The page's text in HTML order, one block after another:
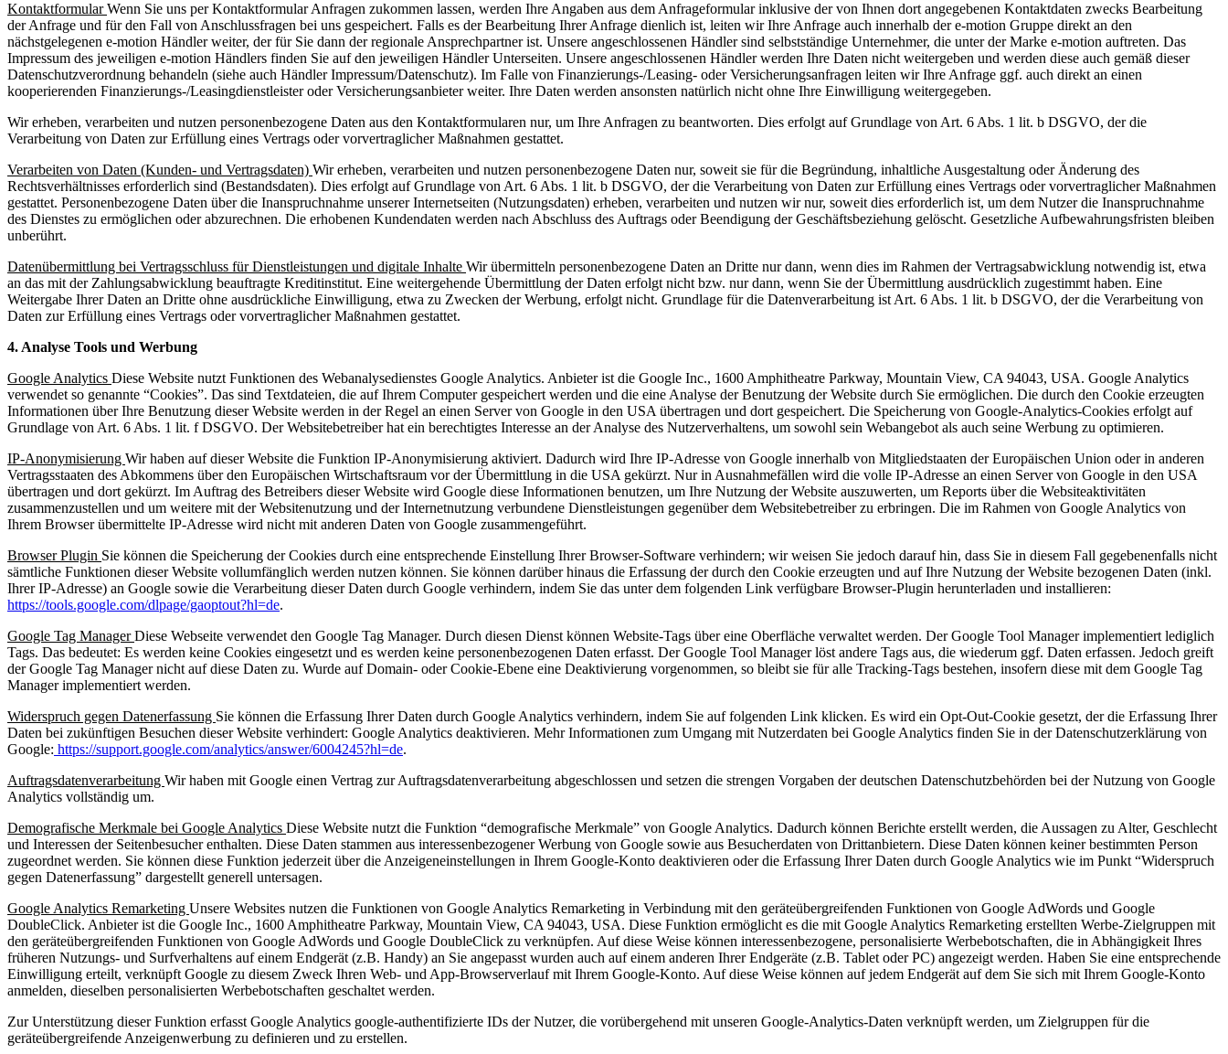
KontaktformularWenn Sie uns per Kontaktformular Anfragen zukommen lassen, werden Ihre Angaben aus dem Anfrageformular inklusive der von Ihnen dort angegebenen Kontaktdaten zwecks Bearbeitung
der Anfrage und für den Fall von Anschlussfragen bei uns gespeichert. Falls es der Bearbeitung Ihrer Anfrage dienlich ist, leiten wir Ihre Anfrage auch innerhalb der e-motion Gruppe direkt an den
nächstgelegenen e-motion Händler weiter, der für Sie dann der regionale Ansprechpartner ist. Unsere angeschlossenen Händler sind selbstständige Unternehmer, die unter der Marke e-motion auftreten. Das
Impressum des jeweiligen e-motion Händlers finden Sie auf den jeweiligen Händler Unterseiten. Unsere angeschlossenen Händler werden Ihre Daten nicht weitergeben und werden diese auch gemäß dieser
Datenschutzverordnung behandeln (siehe auch Händler Impressum/Datenschutz). Im Falle von Finanzierungs-/Leasing- oder Versicherungsanfragen leiten wir Ihre Anfrage ggf. auch direkt an einen
kooperierenden Finanzierungs-/Leasingdienstleister oder Versicherungsanbieter weiter. Ihre Daten werden ansonsten natürlich nicht ohne Ihre Einwilligung weitergegeben.
Wir erheben, verarbeiten und nutzen personenbezogene Daten aus den Kontaktformularen nur, um Ihre Anfragen zu beantworten. Dies erfolgt auf Grundlage von Art. 6 Abs. 1 lit. b DSGVO, der die
Verarbeitung von Daten zur Erfüllung eines Vertrags oder vorvertraglicher Maßnahmen gestattet.
Verarbeiten von Daten (Kunden- und Vertragsdaten) Wir erheben, verarbeiten und nutzen personenbezogene Daten nur, soweit sie für die Begründung, inhaltliche Ausgestaltung oder Änderung des
Rechtsverhältnisses erforderlich sind (Bestandsdaten). Dies erfolgt auf Grundlage von Art. 6 Abs. 1 lit. b DSGVO, der die Verarbeitung von Daten zur Erfüllung eines Vertrags oder vorvertraglicher Maßnahmen
gestattet. Personenbezogene Daten über die Inanspruchnahme unserer Internetseiten (Nutzungsdaten) erheben, verarbeiten und nutzen wir nur, soweit dies erforderlich ist, um dem Nutzer die Inanspruchnahme
des Dienstes zu ermöglichen oder abzurechnen. Die erhobenen Kundendaten werden nach Abschluss des Auftrags oder Beendigung der Geschäftsbeziehung gelöscht. Gesetzliche Aufbewahrungsfristen bleiben
unberührt.
Datenübermittlung bei Vertragsschluss für Dienstleistungen und digitale Inhalte Wir übermitteln personenbezogene Daten an Dritte nur dann, wenn dies im Rahmen der Vertragsabwicklung notwendig ist, etwa
an das mit der Zahlungsabwicklung beauftragte Kreditinstitut. Eine weitergehende Übermittlung der Daten erfolgt nicht bzw. nur dann, wenn Sie der Übermittlung ausdrücklich zugestimmt haben. Eine
Weitergabe Ihrer Daten an Dritte ohne ausdrückliche Einwilligung, etwa zu Zwecken der Werbung, erfolgt nicht. Grundlage für die Datenverarbeitung ist Art. 6 Abs. 1 lit. b DSGVO, der die Verarbeitung von
Daten zur Erfüllung eines Vertrags oder vorvertraglicher Maßnahmen gestattet.
4. Analyse Tools und Werbung
Google Analytics Diese Website nutzt Funktionen des Webanalysedienstes Google Analytics. Anbieter ist die Google Inc., 1600 Amphitheatre Parkway, Mountain View, CA 94043, USA. Google Analytics
verwendet so genannte “Cookies”. Das sind Textdateien, die auf Ihrem Computer gespeichert werden und die eine Analyse der Benutzung der Website durch Sie ermöglichen. Die durch den Cookie erzeugten
Informationen über Ihre Benutzung dieser Website werden in der Regel an einen Server von Google in den USA übertragen und dort gespeichert. Die Speicherung von Google-Analytics-Cookies erfolgt auf
Grundlage von Art. 6 Abs. 1 lit. f DSGVO. Der Websitebetreiber hat ein berechtigtes Interesse an der Analyse des Nutzerverhaltens, um sowohl sein Webangebot als auch seine Werbung zu optimieren.
IP-Anonymisierung Wir haben auf dieser Website die Funktion IP-Anonymisierung aktiviert. Dadurch wird Ihre IP-Adresse von Google innerhalb von Mitgliedstaaten der Europäischen Union oder in anderen
Vertragsstaaten des Abkommens über den Europäischen Wirtschaftsraum vor der Übermittlung in die USA gekürzt. Nur in Ausnahmefällen wird die volle IP-Adresse an einen Server von Google in den USA
übertragen und dort gekürzt. Im Auftrag des Betreibers dieser Website wird Google diese Informationen benutzen, um Ihre Nutzung der Website auszuwerten, um Reports über die Websiteaktivitäten
zusammenzustellen und um weitere mit der Websitenutzung und der Internetnutzung verbundene Dienstleistungen gegenüber dem Websitebetreiber zu erbringen. Die im Rahmen von Google Analytics von
Ihrem Browser übermittelte IP-Adresse wird nicht mit anderen Daten von Google zusammengeführt.
Browser Plugin Sie können die Speicherung der Cookies durch eine entsprechende Einstellung Ihrer Browser-Software verhindern; wir weisen Sie jedoch darauf hin, dass Sie in diesem Fall gegebenenfalls nicht
sämtliche Funktionen dieser Website vollumfänglich werden nutzen können. Sie können darüber hinaus die Erfassung der durch den Cookie erzeugten und auf Ihre Nutzung der Website bezogenen Daten (inkl.
Ihrer IP-Adresse) an Google sowie die Verarbeitung dieser Daten durch Google verhindern, indem Sie das unter dem folgenden Link verfügbare Browser-Plugin herunterladen und installieren:
https://tools.google.com/dlpage/gaoptout?hl=de.
Google Tag ManagerDiese Webseite verwendet den Google Tag Manager. Durch diesen Dienst können Website-Tags über eine Oberfläche verwaltet werden. Der Google Tool Manager implementiert lediglich
Tags. Das bedeutet: Es werden keine Cookies eingesetzt und es werden keine personenbezogenen Daten erfasst. Der Google Tool Manager löst andere Tags aus, die wiederum ggf. Daten erfassen. Jedoch greift
der Google Tag Manager nicht auf diese Daten zu. Wurde auf Domain- oder Cookie-Ebene eine Deaktivierung vorgenommen, so bleibt sie für alle Tracking-Tags bestehen, insofern diese mit dem Google Tag
Manager implementiert werden.
Widerspruch gegen Datenerfassung Sie können die Erfassung Ihrer Daten durch Google Analytics verhindern, indem Sie auf folgenden Link klicken. Es wird ein Opt-Out-Cookie gesetzt, der die Erfassung Ihrer
Daten bei zukünftigen Besuchen dieser Website verhindert: Google Analytics deaktivieren. Mehr Informationen zum Umgang mit Nutzerdaten bei Google Analytics finden Sie in der Datenschutzerklärung von
Google: https://support.google.com/analytics/answer/6004245?hl=de.
Auftragsdatenverarbeitung Wir haben mit Google einen Vertrag zur Auftragsdatenverarbeitung abgeschlossen und setzen die strengen Vorgaben der deutschen Datenschutzbehörden bei der Nutzung von Google
Analytics vollständig um.
Demografische Merkmale bei Google Analytics Diese Website nutzt die Funktion “demografische Merkmale” von Google Analytics. Dadurch können Berichte erstellt werden, die Aussagen zu Alter, Geschlecht
und Interessen der Seitenbesucher enthalten. Diese Daten stammen aus interessenbezogener Werbung von Google sowie aus Besucherdaten von Drittanbietern. Diese Daten können keiner bestimmten Person
zugeordnet werden. Sie können diese Funktion jederzeit über die Anzeigeneinstellungen in Ihrem Google-Konto deaktivieren oder die Erfassung Ihrer Daten durch Google Analytics wie im Punkt “Widerspruch
gegen Datenerfassung” dargestellt generell untersagen.
Google Analytics Remarketing Unsere Websites nutzen die Funktionen von Google Analytics Remarketing in Verbindung mit den geräteübergreifenden Funktionen von Google AdWords und Google
DoubleClick. Anbieter ist die Google Inc., 1600 Amphitheatre Parkway, Mountain View, CA 94043, USA. Diese Funktion ermöglicht es die mit Google Analytics Remarketing erstellten Werbe-Zielgruppen mit
den geräteübergreifenden Funktionen von Google AdWords und Google DoubleClick zu verknüpfen. Auf diese Weise können interessenbezogene, personalisierte Werbebotschaften, die in Abhängigkeit Ihres
früheren Nutzungs- und Surfverhaltens auf einem Endgerät (z.B. Handy) an Sie angepasst wurden auch auf einem anderen Ihrer Endgeräte (z.B. Tablet oder PC) angezeigt werden. Haben Sie eine entsprechende
Einwilligung erteilt, verknüpft Google zu diesem Zweck Ihren Web- und App-Browserverlauf mit Ihrem Google-Konto. Auf diese Weise können auf jedem Endgerät auf dem Sie sich mit Ihrem Google-Konto
anmelden, dieselben personalisierten Werbebotschaften geschaltet werden.
Zur Unterstützung dieser Funktion erfasst Google Analytics google-authentifizierte IDs der Nutzer, die vorübergehend mit unseren Google-Analytics-Daten verknüpft werden, um Zielgruppen für die
geräteübergreifende Anzeigenwerbung zu definieren und zu erstellen.